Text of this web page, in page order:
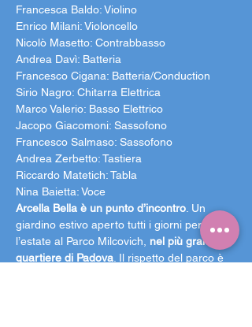
Francesca Baldo: Violino
Enrico Milani: Violoncello
Nicolò Masetto: Contrabbasso
Andrea Davì: Batteria
Francesco Cigana: Batteria/Conduction
Sirio Nagro: Chitarra Elettrica
Marco Valerio: Basso Elettrico
Jacopo Giacomoni: Sassofono
Francesco Salmaso: Sassofono
Andrea Zerbetto: Tastiera
Riccardo Matetich: Tabla
Nina Baietta: Voce
Arcella Bella è un punto d’incontro . Un
giardino estivo aperto tutti i giorni per tutta
l’estate al Parco Milcovich,
nel più grande
quartiere di Padova . Il rispetto del parco è